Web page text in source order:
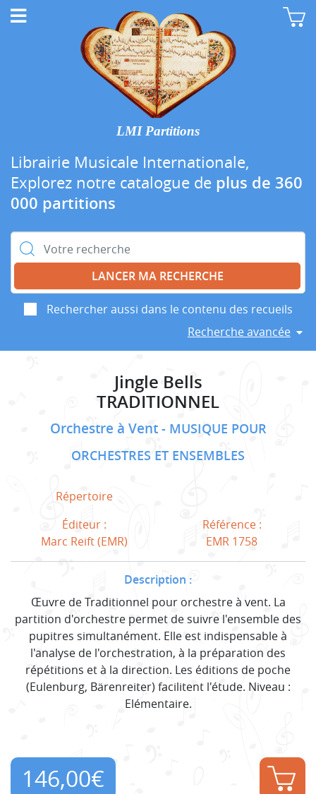
LMI Partitions
Librairie Musicale Internationale,
Explorez notre catalogue de plus de 360
000 partitions
Rechercher :
Rechercher aussi dans le contenu des recueils
Recherche avancée
Jingle Bells
TRADITIONNEL
Orchestre à Vent
MUSIQUE POUR
ORCHESTRES ET ENSEMBLES
Répertoire
Éditeur :
Marc Reift (EMR)
Référence :
EMR 1758
Description :
Œuvre de Traditionnel pour orchestre à vent. La
partition d'orchestre permet de suivre l'ensemble des
pupitres simultanément. Elle est indispensable à
l'analyse de l'orchestration, à la préparation des
répétitions et à la direction. Les éditions de poche
(Eulenburg, Bärenreiter) facilitent l'étude. Niveau :
Elémentaire.
146,00€